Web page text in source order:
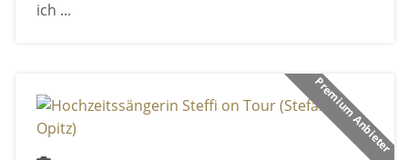
ich ...
Premium Anbieter